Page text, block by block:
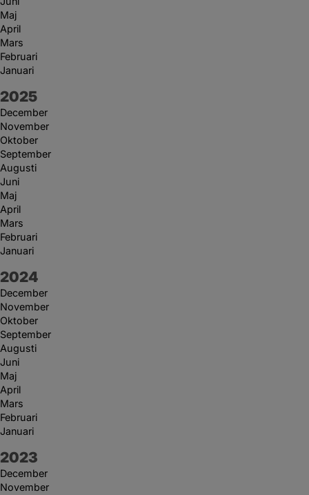
Maj
April
Mars
Februari
Januari
År:
2025
December
November
Oktober
September
Augusti
Juni
Maj
April
Mars
Februari
Januari
År:
2024
December
November
Oktober
September
Augusti
Juni
Maj
April
Mars
Februari
Januari
År:
2023
December
November